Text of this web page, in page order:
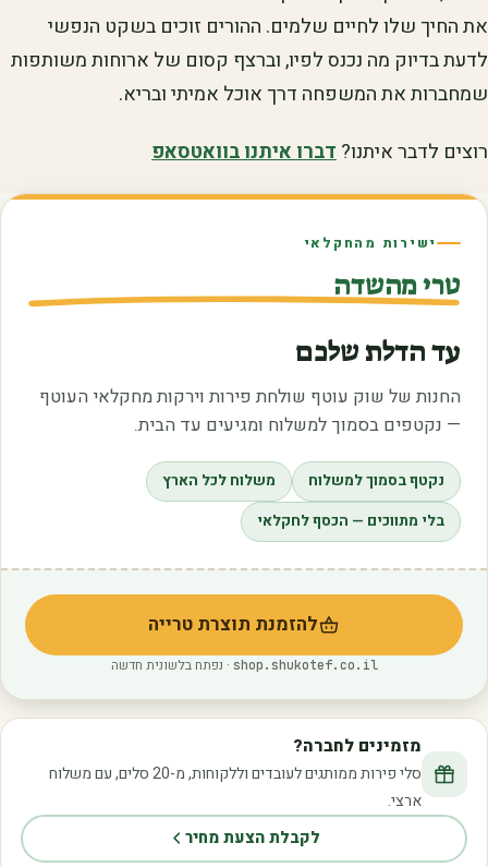
את החיך שלו לחיים שלמים. ההורים זוכים בשקט הנפשי
לדעת בדיוק מה נכנס לפיו, וברצף קסום של ארוחות משותפות
שמחברות את המשפחה דרך אוכל אמיתי ובריא.
רוצים לדבר איתנו?דברו איתנו בוואטסאפ
ישירות מהחקלאי
טרי מהשדה
עד הדלת שלכם
החנות של שוק עוטף שולחת פירות וירקות מחקלאי העוטף
— נקטפים בסמוך למשלוח ומגיעים עד הבית.
נקטף בסמוך למשלוח
משלוח לכל הארץ
בלי מתווכים — הכסף לחקלאי
להזמנת תוצרת טרייה
(נפתח בלשונית חדשה)
shop.shukotef.co.il · נפתח בלשונית חדשה
מזמינים לחברה?
סלי פירות ממותגים לעובדים וללקוחות, מ-20 סלים, עם משלוח
ארצי.
לקבלת הצעת מחיר